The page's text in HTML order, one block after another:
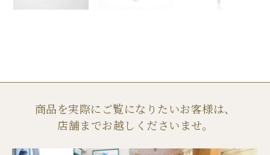
商品を実際にご覧になりたいお客様は、
店舗までお越しくださいませ。